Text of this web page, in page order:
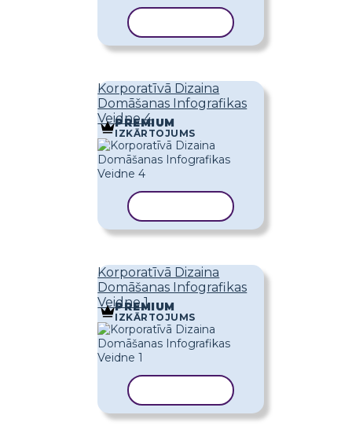
Korporatīvā Dizaina
Domāšanas Infografikas
Veidne 4
PREMIUM
IZKĀRTOJUMS
Korporatīvā Dizaina
Domāšanas Infografikas
Veidne 1
PREMIUM
IZKĀRTOJUMS